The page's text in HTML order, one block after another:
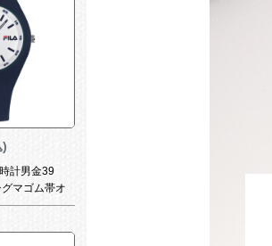
計男金39
マゴム帯オ
リングタイ